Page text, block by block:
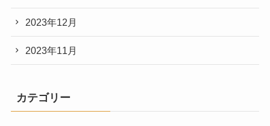
2023年12月
2023年11月
カテゴリー